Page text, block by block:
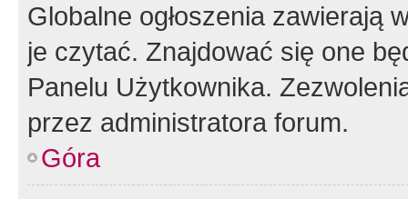
Globalne ogłoszenia zawierają
je czytać. Znajdować się one
Panelu Użytkownika.
przez administratora forum.
Góra